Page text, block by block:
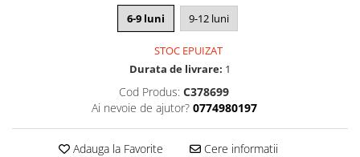
6-9 luni 9-12 luni
STOC EPUIZAT
Durata de livrare: 1
Cod Produs: C378699
Ai nevoie de ajutor? 0774980197
Adauga la Favorite Cere informatii